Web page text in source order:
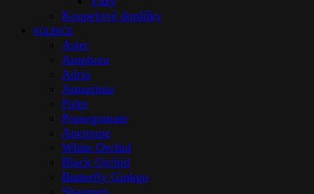
Koupelové doplňky
KOLEKCE
Aster
Amphora
Adria
Amazōnia
Palm
Pomegranate
Anemone
White Orchid
Black Orchid
Butterfly Ginkgo
Shagreen